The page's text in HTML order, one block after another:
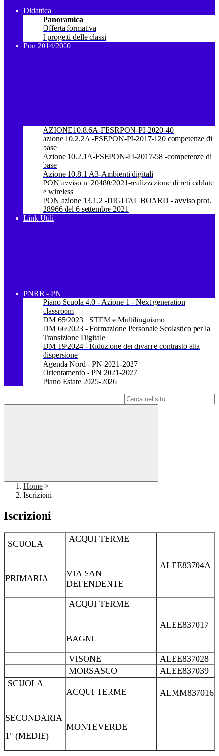
Didattica
Panoramica
Offerta formativa
I progetti delle classi
Pon 2014/2020
AZIONE10.8.6A-FESRPON-PI-2020-40
azione 10.2.2A -FSEPON-PI-2017-120 competenze di
base
Azione 10.2.1A-FSEPON-PI-2017-58 -competenze di
base
Azione 10.8.1.A3-Ambienti digitali
PON avviso n. 20480/2021-realizzazione di reti cablate
e wireless
PON azione 13.1.2 -DIGITAL BOARD - avviso prot.
28966 del 6 settembre 2021
Link Utili
PNRR - PN
Piano Scuola 4.0 - Azione 1 - Next generation
classroom
DM 65/2023 - STEM e Multilinguismo
DM 66/2023 - Formazione Personale Scolastico per la
Transizione Digitale
DM 19/2024 - Riduzione dei divari e contrasto alla
dispersione
Agenda Nord - PN 2021-2027
Orientamento - PN 2021-2027
Piano Estate 2025-2026
Home >
Iscrizioni
Iscrizioni
SCUOLA
PRIMARIA
ACQUI TERME
VIA SAN
DEFENDENTE
ALEE83704A
ACQUI TERME
BAGNI
ALEE837017
VISONE
ALEE837028
MORSASCO
ALEE837039
SCUOLA
SECONDARIA
1º (MEDIE)
ACQUI TERME
MONTEVERDE
ALMM837016